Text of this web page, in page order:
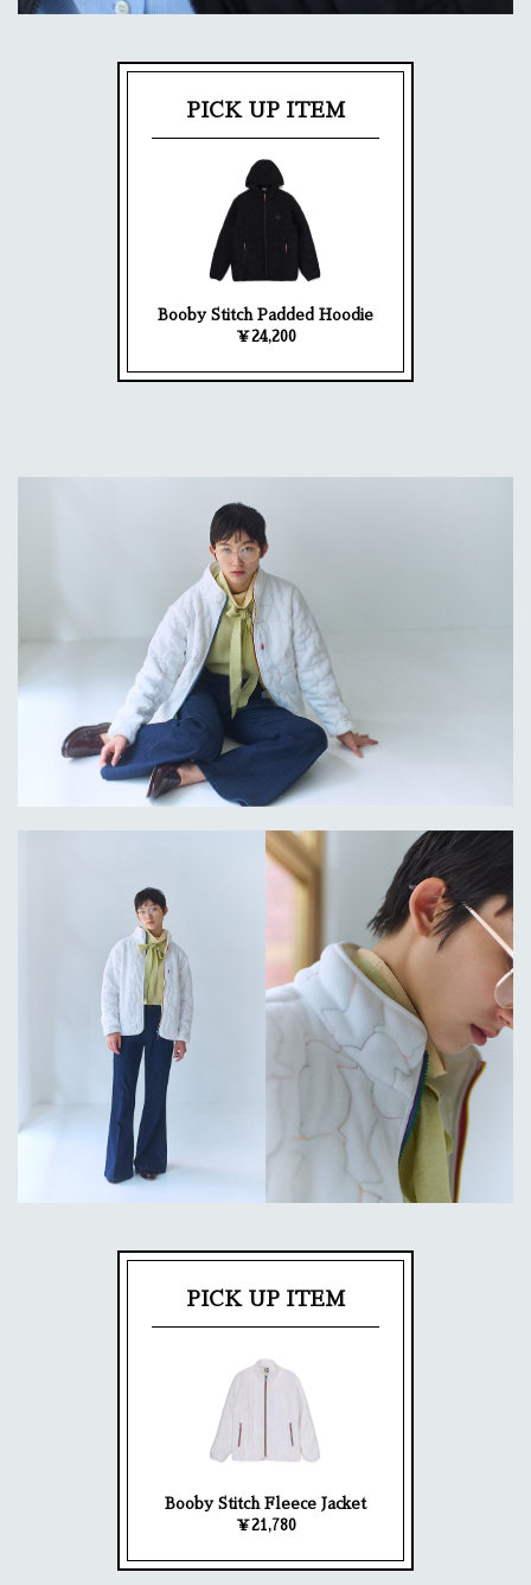
PICK UP ITEM
Booby Stitch Padded Hoodie
￥24,200
PICK UP ITEM
Booby Stitch Fleece Jacket
￥21,780